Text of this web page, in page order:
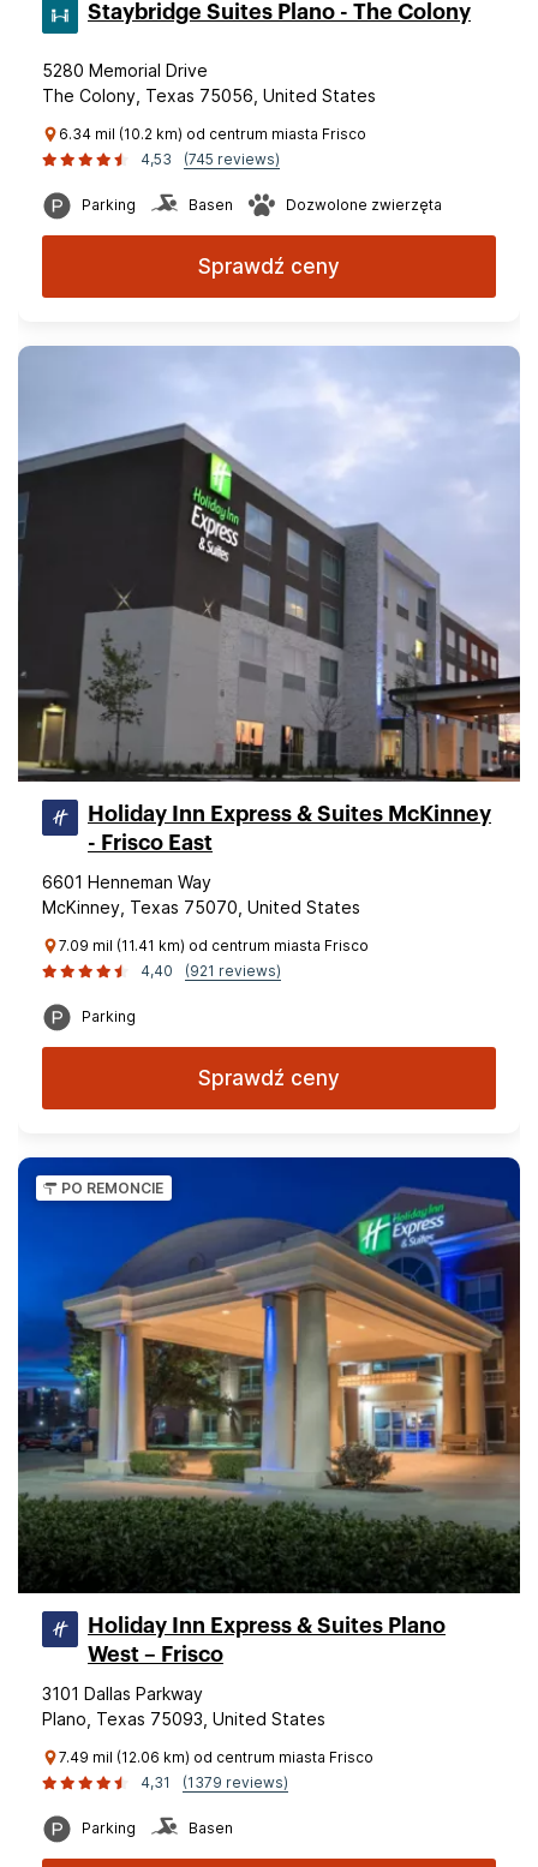
Staybridge Suites Plano - The Colony
5280 Memorial Drive
The Colony, Texas 75056, United States
6.34 mil (10.2 km) od centrum miasta Frisco
4,53
(745 reviews)
Parking Basen Dozwolone zwierzęta
Sprawdź ceny
Holiday Inn Express & Suites McKinney
- Frisco East
6601 Henneman Way
McKinney, Texas 75070, United States
7.09 mil (11.41 km) od centrum miasta Frisco
4,40
(921 reviews)
Parking
Sprawdź ceny
PO REMONCIE
Holiday Inn Express & Suites Plano
West – Frisco
3101 Dallas Parkway
Plano, Texas 75093, United States
7.49 mil (12.06 km) od centrum miasta Frisco
4,31
(1379 reviews)
Parking Basen